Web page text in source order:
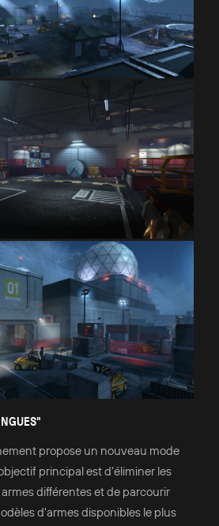
propose un nouveau mode
principal est d'éliminer les
différentes et de parcourir
d'armes disponibles le plus